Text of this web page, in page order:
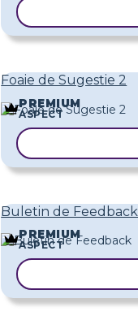
Foaie de Sugestie 2
PREMIUM
ASPECT
Buletin de Feedback
PREMIUM
ASPECT